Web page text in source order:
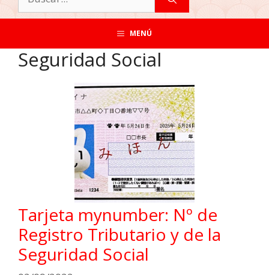
MENÚ
Seguridad Social
Tarjeta mynumber: Nº de
Registro Tributario y de la
Seguridad Social